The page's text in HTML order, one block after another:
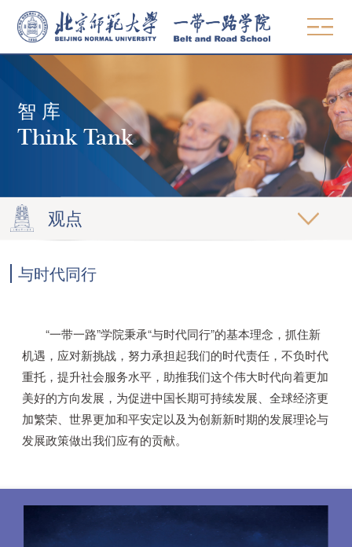
中文
概况
组织机构
学术委员会
党建工作
MBA & MPA
发展中国家硕士项目
精品课程
社会调研
事业发展
通知公告
著作
期刊
研究中心
博士后
京师“一带一路”论坛
京师“一带一路”大讲堂
新兴市场论坛
学术研讨会
招生
项目概况
招生动态
校园生活
校友
校友寄语
智 库
Think Tank
观点
与时代同行
“一带一路”学院秉承“与时代同行”的基本理念，抓住新
机遇，应对新挑战，努力承担起我们的时代责任，不负时代
重托，提升社会服务水平，助推我们这个伟大时代向着更加
美好的方向发展，为促进中国长期可持续发展、全球经济更
加繁荣、世界更加和平安定以及为创新新时期的发展理论与
发展政策做出我们应有的贡献。